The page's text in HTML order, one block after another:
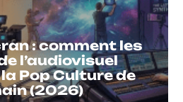
: comment les
l’audiovisuel
Pop Culture de
(2026)